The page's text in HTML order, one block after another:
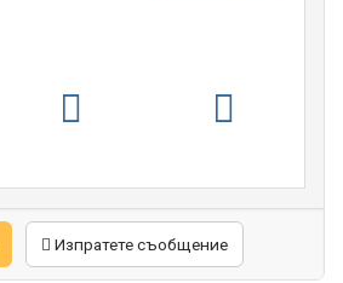
Изпратете съобщение